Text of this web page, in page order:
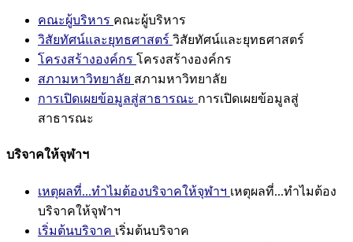
คณะผู้บริหาร คณะผู้บริหาร
วิสัยทัศน์และยุทธศาสตร์ วิสัยทัศน์และยุทธศาสตร์
โครงสร้างองค์กร โครงสร้างองค์กร
สภามหาวิทยาลัย สภามหาวิทยาลัย
การเปิดเผยข้อมูลสู่สาธารณะ การเปิดเผยข้อมูลสู่
สาธารณะ
บริจาคให้จุฬาฯ
เหตุผลที่...ทำไมต้องบริจาคให้จุฬาฯ เหตุผลที่...ทำไมต้อง
บริจาคให้จุฬาฯ
เริ่มต้นบริจาค เริ่มต้นบริจาค